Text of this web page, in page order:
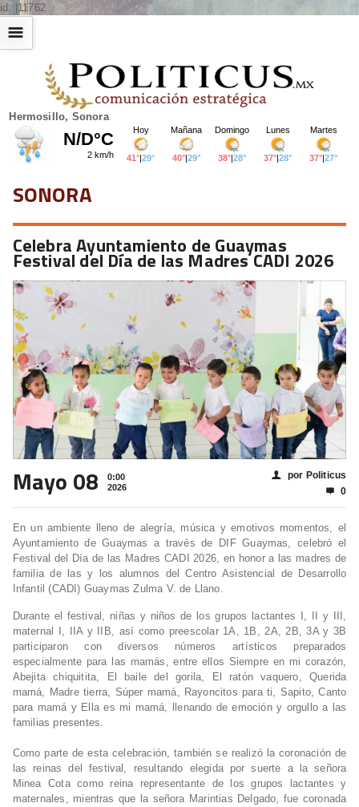
id: |11762
Hermosillo, Sonora
☰
SONORA
Celebra Ayuntamiento de Guaymas
Festival del Día de las Madres CADI 2026
Mayo 08
0:00
2026
👤 por Politicus
 0
En un ambiente lleno de alegría, música y emotivos momentos, el
Ayuntamiento de Guaymas a través de DIF Guaymas, celebró el
Festival del Día de las Madres CADI 2026, en honor a las madres de
familia de las y los alumnos del Centro Asistencial de Desarrollo
Infantil (CADI) Guaymas Zulma V. de Llano.
Durante el festival, niñas y niños de los grupos lactantes I, II y III,
maternal I, IIA y IIB, así como preescolar 1A, 1B, 2A, 2B, 3A y 3B
participaron con diversos números artísticos preparados
especialmente para las mamás, entre ellos Siempre en mi corazón,
Abejita chiquitita, El baile del gorila, El ratón vaquero, Querida
mamá, Madre tierra, Súper mamá, Rayoncitos para ti, Sapito, Canto
para mamá y Ella es mi mamá, llenando de emoción y orgullo a las
familias presentes.
Como parte de esta celebración, también se realizó la coronación de
las reinas del festival, resultando elegida por suerte a la señora
Minea Cota como reina representante de los grupos lactantes y
maternales, mientras que la señora Marintias Delgado, fue coronada